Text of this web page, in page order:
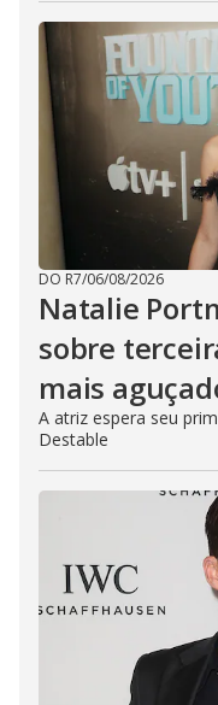
DO R7/06/08/2026
Natalie
sobre
mais
A atriz espera seu
Destable